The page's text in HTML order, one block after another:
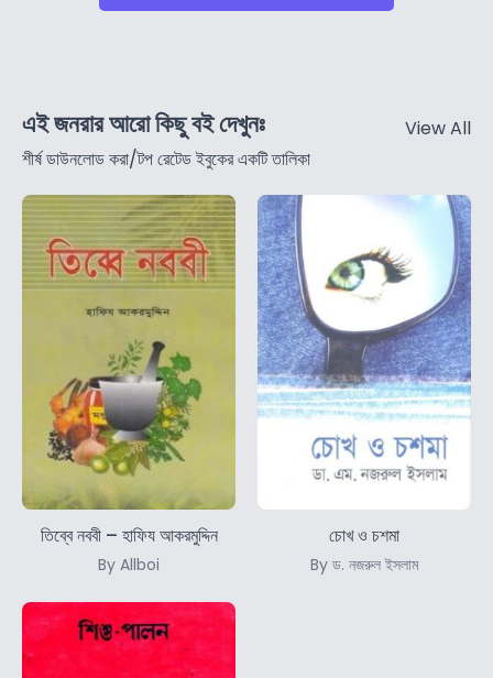
এই জনরার আরো কিছু বই দেখুনঃ
শীর্ষ ডাউনলোড করা/টপ রেটেড ইবুকের একটি তালিকা
View All
তিব্বে নববী – হাফিয আকরমুদ্দিন
By Allboi
চোখ ও চশমা
By ড. নজরুল ইসলাম